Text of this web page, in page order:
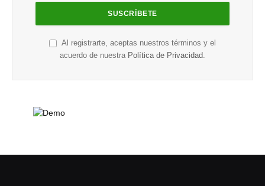
Al registrarte, aceptas nuestros términos y el
acuerdo de nuestra Política de Privacidad.